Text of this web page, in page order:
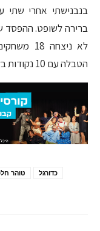
בנבנישתי אחרי שתי
ברירה לשופט. ההפסד
לא
הטבלה עם 10 נקודות בלבד.
טוהר
כדורגל